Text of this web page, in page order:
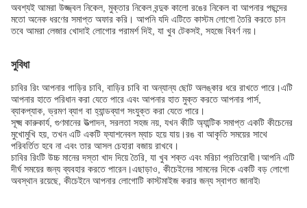
অবশ্যই আমরা উজ্জ্বল নিকেল, মুক্তার নিকেল বন্দুক কালো রঙের নিকেল বা আপনার পছন্দের
মতো অনেক ধরণের সমাপ্ত অফার করি। আপনি যদি এটিতে কাস্টম লোগো তৈরি করতে চান
তবে আমরা লেজার খোদাই লোগোর পরামর্শ দিই, যা খুব টেকসই, সহজে বিবর্ণ নয়।
সুবিধা
চাবির রিং আপনার গাড়ির চাবি, বাড়ির চাবি বা অন্যান্য ছোট অলঙ্কার ধরে রাখতে পারে।এটি
আপনার হাতে পরিধান করা যেতে পারে এবং আপনার হাত মুক্ত করতে আপনার পার্স,
ব্যাকপ্যাক, ভ্রমণ ব্যাগ বা হ্যান্ডব্যাগ সংযুক্ত করা যেতে পারে।
সূক্ষ্ম কারুকার্য, গুণমানের উত্পাদন, সরলতা সহজ নয়, যখন কীটি অ্যান্টিক সমাপ্ত একটি কীচেনের
মুখোমুখি হয়, তখন এটি একটি ফ্যাশনেবল ম্যাচ হয়ে যায়।রঙ বা আকৃতি সময়ের সাথে
পরিবর্তিত হবে না এবং তার আসল চেহারা বজায় রাখবে।
চাবির রিংটি উচ্চ মানের দস্তা খাদ দিয়ে তৈরি, যা খুব শক্ত এবং মরিচা প্রতিরোধী।আপনি এটি
দীর্ঘ সময়ের জন্য ব্যবহার করতে পারেন।এছাড়াও, কীচেইনের সামনের দিকে একটি বড় লোগো
অবস্থান রয়েছে, কীচেইনে আপনার লোগোটি কাস্টমাইজ করার জন্য স্বাগত জানাই৷